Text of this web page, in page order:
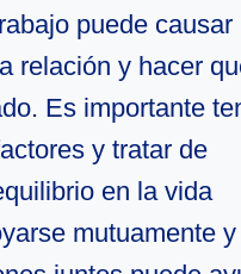
puede causar
relación y hacer
Es importante
y tratar de
en la vida
mutuamente y